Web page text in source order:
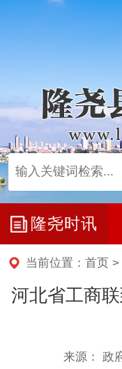
隆尧时讯
当前位置： 首页 >
河北省工商
来源： 政